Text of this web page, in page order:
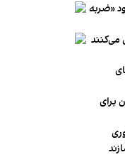
«ضربه
می‌کنند
برای